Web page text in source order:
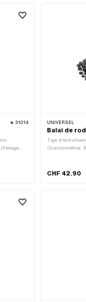
31014
·
UNIVERSEL
Balai de
Tige
Granulométrie:
CHF 42.90